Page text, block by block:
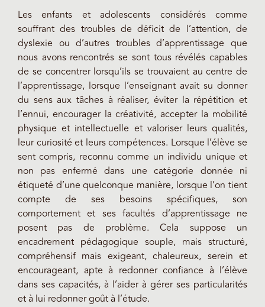
Les enfants et adolescents considérés comme
souffrant des troubles de déficit de l’attention, de
dyslexie ou d’autres troubles d’apprentissage que
nous avons rencontrés se sont tous révélés capables
de se concentrer lorsqu’ils se trouvaient au centre de
l’apprentissage, lorsque l’enseignant avait su donner
du sens aux tâches à réaliser, éviter la répétition et
l’ennui, encourager la créativité, accepter la mobilité
physique et intellectuelle et valoriser leurs qualités,
leur curiosité et leurs compétences. Lorsque l’élève se
sent compris, reconnu comme un individu unique et
non pas enfermé dans une catégorie donnée ni
étiqueté d’une quelconque manière, lorsque l’on tient
compte de ses besoins spécifiques, son
comportement et ses facultés d’apprentissage ne
posent pas de problème. Cela suppose un
encadrement pédagogique souple, mais structuré,
compréhensif mais exigeant, chaleureux, serein et
encourageant, apte à redonner confiance à l’élève
dans ses capacités, à l’aider à gérer ses particularités
et à lui redonner goût à l’étude.